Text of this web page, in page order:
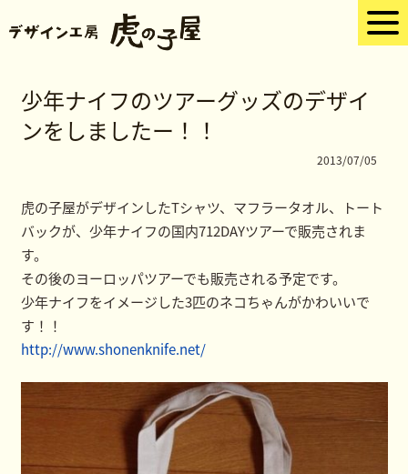
少年ナイフのツアーグッズのデザイ
ンをしましたー！！
2013/07/05
虎の子屋がデザインしたTシャツ、マフラータオル、トート
バックが、少年ナイフの国内712DAYツアーで販売されま
す。
その後のヨーロッパツアーでも販売される予定です。
少年ナイフをイメージした3匹のネコちゃんがかわいいで
す！！
http://www.shonenknife.net/